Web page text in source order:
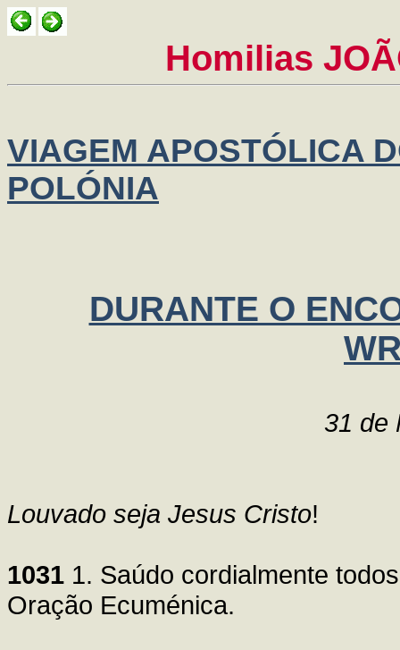
Homilias
VIAGEM APOSTÓLICA
POLÓNIA
DURANTE O
31 de
Louvado seja Jesus Cristo!
1031 1. Saúdo cordialmente
Oração Ecuménica.